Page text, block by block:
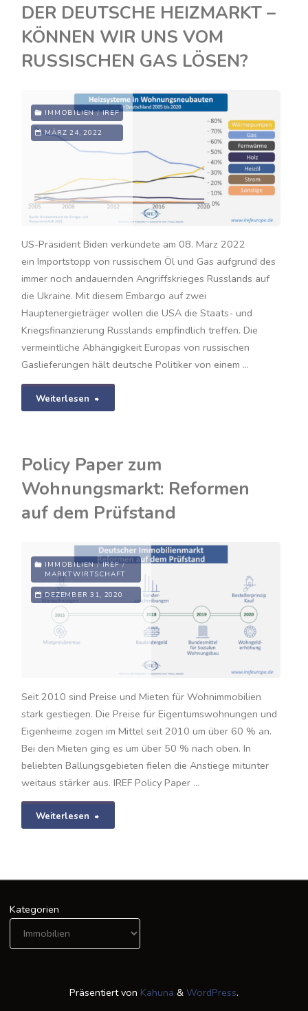
DER DEUTSCHE HEIZMARKT –
KÖNNEN WIR UNS VOM
RUSSISCHEN GAS LÖSEN?
IMMOBILIEN / IREF
MÄRZ 24, 2022
US-Präsident Biden verkündete am 08. März 2022
ein Importstopp von russischem Öl und Gas aufgrund des
immer noch andauernden Angriffskrieges Russlands auf
die Ukraine. Mit diesem Embargo auf zwei
Hauptenergieträger wollen die USA die Staats- und
Kriegsfinanzierung Russlands empfindlich treffen. Die
vermeintliche Abhängigkeit Europas von russischen
Gaslieferungen hält deutsche Politiker von einem …
Weiterlesen
KÖNNEN
UNS
VOM
RUSSISCHEN
LÖSEN?"
Policy Paper zum
Wohnungsmarkt: Reformen
auf dem Prüfstand
IMMOBILIEN / IREF /
MARKTWIRTSCHAFT
DEZEMBER 31, 2020
Seit 2010 sind Preise und Mieten für Wohnimmobilien
stark gestiegen. Die Preise für Eigentumswohnungen und
Eigenheime zogen im Mittel seit 2010 um über 60 % an.
Bei den Mieten ging es um über 50 % nach oben. In
beliebten Ballungsgebieten fielen die Anstiege mitunter
weitaus stärker aus. IREF Policy Paper …
Weiterlesen
Reformen
auf
Kategorien
Präsentiert von Kahuna & WordPress.